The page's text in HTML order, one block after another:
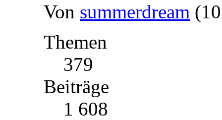
Von summerdream
Themen
379
Beiträge
1 608